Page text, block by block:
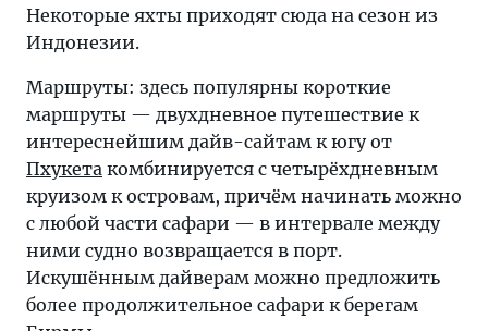
Некоторые яхты приходят сюда на сезон из
Индонезии.
Маршруты: здесь популярны короткие
маршруты — двухдневное путешествие к
интереснейшим дайв-сайтам к югу от
Пхукета комбинируется с четырёхдневным
круизом к островам, причём начинать можно
с любой части сафари — в интервале между
ними судно возвращается в порт.
Искушённым дайверам можно предложить
более продолжительное сафари к берегам